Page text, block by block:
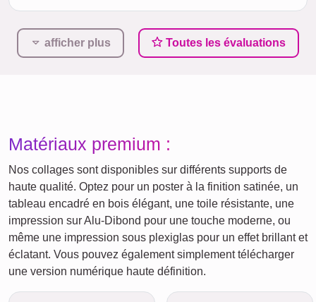
afficher plus Toutes les évaluations
Matériaux premium :
Nos collages sont disponibles sur différents supports de
haute qualité. Optez pour un poster à la finition satinée, un
tableau encadré en bois élégant, une toile résistante, une
impression sur Alu-Dibond pour une touche moderne, ou
même une impression sous plexiglas pour un effet brillant et
éclatant. Vous pouvez également simplement télécharger
une version numérique haute définition.